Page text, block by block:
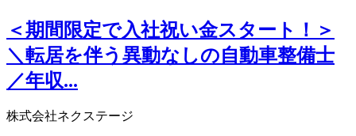
＜期間限定で入社祝い金スタート！＞
＼転居を伴う異動なしの自動車整備士
／年収...
株式会社ネクステージ